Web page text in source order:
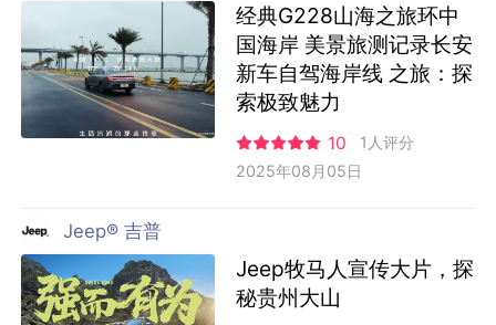
经典G228山海之旅环中
国海岸 美景旅测记录长安
新车自驾海岸线 之旅：探
索极致魅力
10
1人评分
2025年08月05日
Jeep® 吉普
Jeep牧马人宣传大片，探
秘贵州大山